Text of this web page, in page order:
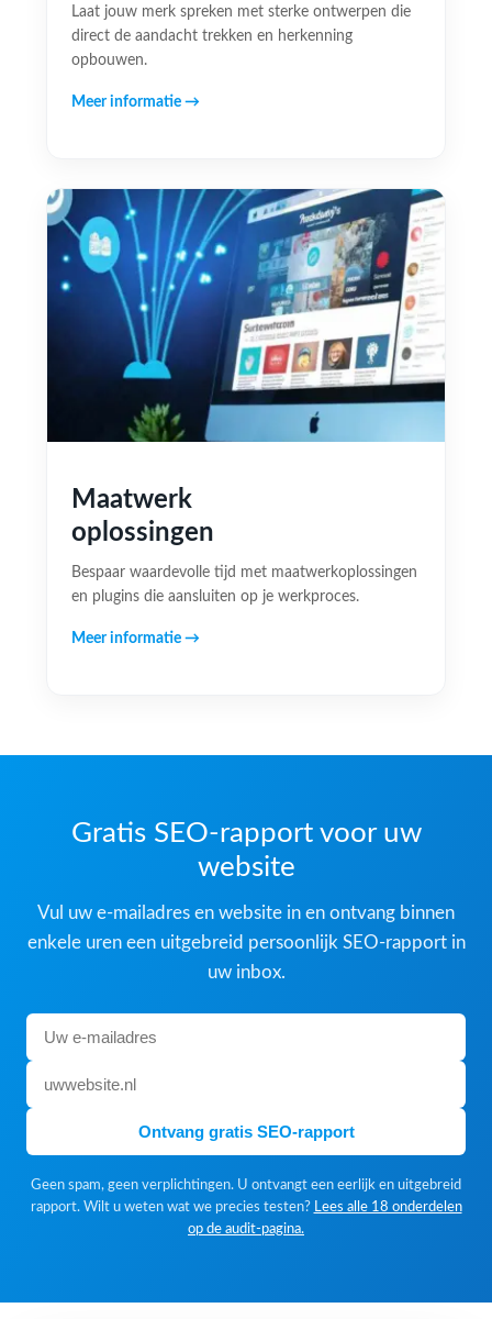
Laat jouw merk spreken met sterke ontwerpen die
direct de aandacht trekken en herkenning
opbouwen.
Meer informatie →
Maatwerk
oplossingen
Bespaar waardevolle tijd met maatwerkoplossingen
en plugins die aansluiten op je werkproces.
Meer informatie →
Gratis SEO-rapport voor uw
website
Vul uw e-mailadres en website in en ontvang binnen
enkele uren een uitgebreid persoonlijk SEO-rapport in
uw inbox.
Ontvang gratis SEO-rapport
Geen spam, geen verplichtingen. U ontvangt een eerlijk en uitgebreid
rapport. Wilt u weten wat we precies testen? Lees alle 18 onderdelen
op de audit-pagina.